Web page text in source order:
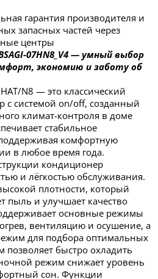
гарантия производителя и
запасных частей через
центры
07HN8_V4 — умный выбор
экономию и заботу об
N8 — это классический
с системой on/off, созданный
климат-контроля в доме
стабильное
комфортную
в любое время года.
кондиционер
и лёгкостью обслуживания.
плотности, который
пыль и улучшает качество
основные режимы
вентиляцию и осушение, а
для подбора оптимальных
позволяет быстро охладить
режим снижает уровень
сон. Функции